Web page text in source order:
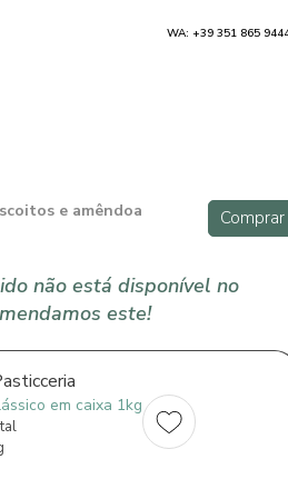
e amêndoa Comprar
não está disponível no
este!
em caixa 1kg
WA: +39 351 865